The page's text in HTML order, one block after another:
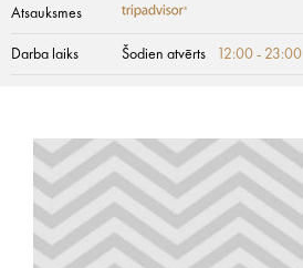
Atsauksmes
Darba laiks Šodien atvērts 12:00 - 23:00